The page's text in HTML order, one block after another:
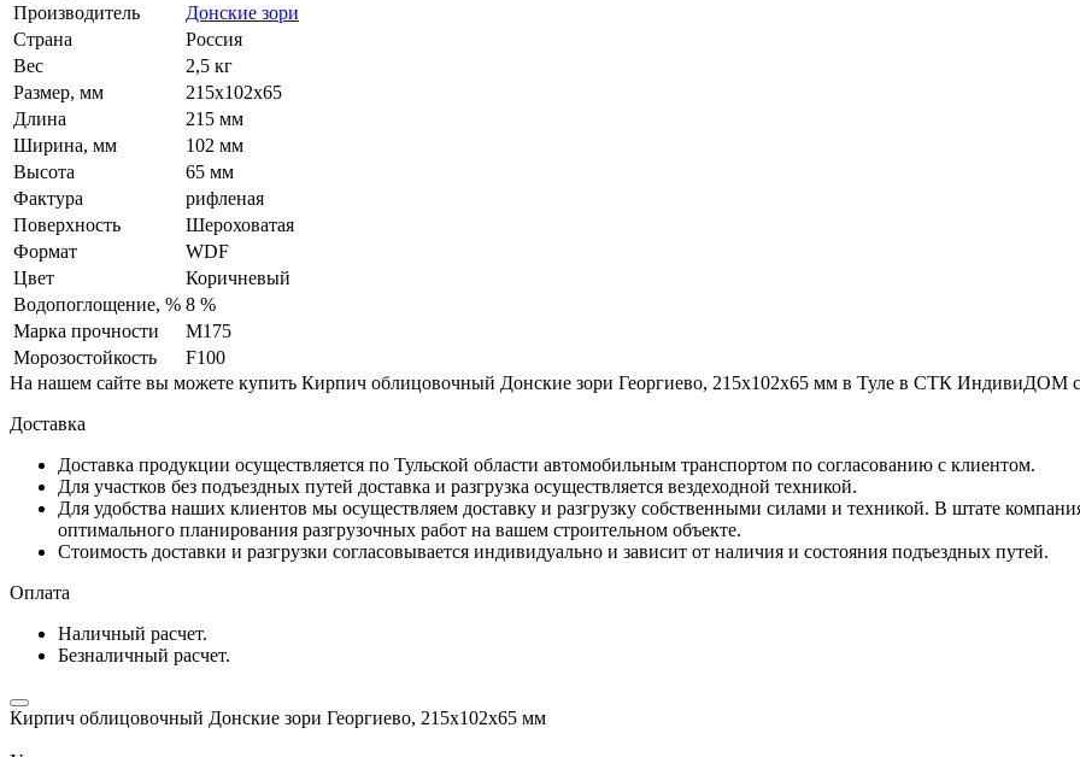
Производитель
Донские зори
Страна
Россия
Вес
2,5 кг
Размер, мм
215х102х65
Длина
215 мм
Ширина, мм
102 мм
Высота
65 мм
Фактура
рифленая
Поверхность
Шероховатая
Формат
WDF
Цвет
Коричневый
Водопоглощение, % 8 %
Марка прочности
М175
Морозостойкость
F100
На нашем сайте вы можете купить Кирпич облицовочный Донские зори Георгиево, 215х102х65 мм в Туле в СТК ИндивиДОМ с
Доставка
Доставка продукции осуществляется по Тульской области автомобильным транспортом по согласованию с клиентом.
Для участков без подъездных путей доставка и разгрузка осуществляется вездеходной техникой.
Для удобства наших клиентов мы осуществляем доставку и разгрузку собственными силами и техникой. В штате
оптимального планирования разгрузочных работ на вашем строительном объекте.
Стоимость доставки и разгрузки согласовывается индивидуально и зависит от наличия и состояния подъездных путей.
Оплата
Наличный расчет.
Безналичный расчет.
Кирпич облицовочный Донские зори Георгиево, 215х102х65 мм